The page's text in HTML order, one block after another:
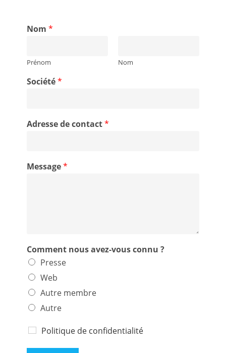
Nom*
Prénom Nom
Société*
Adresse de contact*
Message*
?
c
o
n
u
c
n
t
a
Comment nous avez-vous connu ?
Presse
Web
Autre membre
Autre
Politique de confidentialité